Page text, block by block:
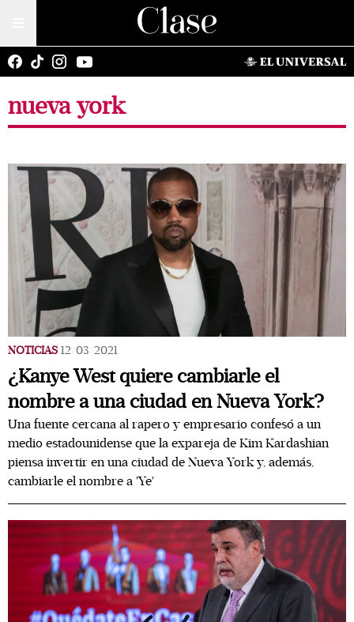
nueva york
NOTICIAS 12/03/2021
¿Kanye West quiere cambiarle el
nombre a una ciudad en Nueva York?
Una fuente cercana al rapero y empresario confesó a un
medio estadounidense que la expareja de Kim Kardashian
piensa invertir en una ciudad de Nueva York y, además,
cambiarle el nombre a 'Ye'